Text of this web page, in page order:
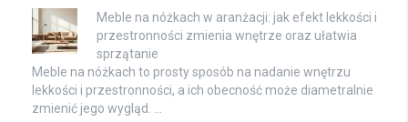
Meble na nóżkach w aranżacji: jak efekt lekkości i
przestronności zmienia wnętrze oraz ułatwia
sprzątanie
Meble na nóżkach to prosty sposób na nadanie wnętrzu
lekkości i przestronności, a ich obecność może diametralnie
zmienić jego wygląd. …